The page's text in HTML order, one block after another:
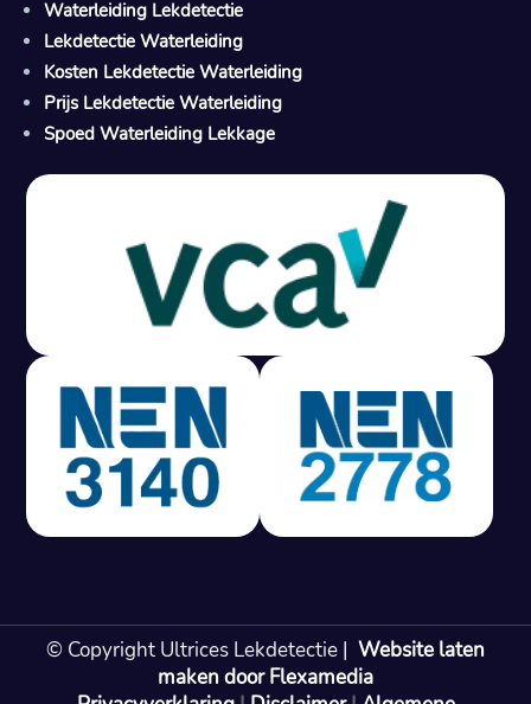
M
Gratis offerte in 24 uur
Geen lekkage? Geen betaling.
Vast tarief van € 395,- exc btw.
Rapport binnen 3 werkdagen.
100% RIsicovrij.
Vaak vergoed door verzekeraar.
Gratis offerte in 24 uur
Waterleiding Lekdetectie
Lekdetectie Waterleiding
Kosten Lekdetectie Waterleiding
Prijs Lekdetectie Waterleiding
Spoed Waterleiding Lekkage
© Copyright Ultrices Lekdetectie | Website laten
maken door Flexamedia